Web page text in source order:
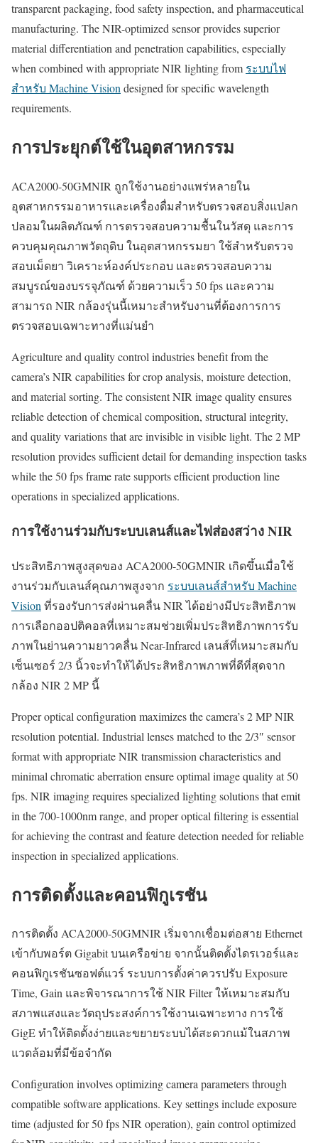
transparent packaging, food safety inspection, and pharmaceutical
manufacturing. The NIR-optimized sensor provides superior
material differentiation and penetration capabilities, especially
when combined with appropriate NIR lighting from ระบบไฟ
สำหรับ Machine Visiondesigned for specific wavelength
requirements.
การประยุกต์ใช้ในอุตสาหกรรม
ACA2000-50GMNIR ถูกใช้งานอย่างแพร่หลายใน
อุตสาหกรรมอาหารและเครื่องดื่มสำหรับตรวจสอบสิ่งแปลก
ปลอมในผลิตภัณฑ์ การตรวจสอบความชื้นในวัสดุ และการ
ควบคุมคุณภาพวัตถุดิบ ในอุตสาหกรรมยา ใช้สำหรับตรวจ
สอบเม็ดยา วิเคราะห์องค์ประกอบ และตรวจสอบความ
สมบูรณ์ของบรรจุภัณฑ์ ด้วยความเร็ว 50 fps และความ
สามารถ NIR กล้องรุ่นนี้เหมาะสำหรับงานที่ต้องการการ
ตรวจสอบเฉพาะทางที่แม่นยำ
Agriculture and quality control industries benefit from the
camera’s NIR capabilities for crop analysis, moisture detection,
and material sorting. The consistent NIR image quality ensures
reliable detection of chemical composition, structural integrity,
and quality variations that are invisible in visible light. The 2 MP
resolution provides sufficient detail for demanding inspection tasks
while the 50 fps frame rate supports efficient production line
operations in specialized applications.
การใช้งานร่วมกับระบบเลนส์และไฟส่องสว่าง NIR
ประสิทธิภาพสูงสุดของ ACA2000-50GMNIR เกิดขึ้นเมื่อใช้
งานร่วมกับเลนส์คุณภาพสูงจาก ระบบเลนส์สำหรับ Machine
Vision ที่รองรับการส่งผ่านคลื่น NIR ได้อย่างมีประสิทธิภาพ
การเลือกออปติคอลที่เหมาะสมช่วยเพิ่มประสิทธิภาพการรับ
ภาพในย่านความยาวคลื่น Near-Infrared เลนส์ที่เหมาะสมกับ
เซ็นเซอร์ 2/3 นิ้วจะทำให้ได้ประสิทธิภาพภาพที่ดีที่สุดจาก
กล้อง NIR 2 MP นี้
Proper optical configuration maximizes the camera’s 2 MP NIR
resolution potential. Industrial lenses matched to the 2/3″ sensor
format with appropriate NIR transmission characteristics and
minimal chromatic aberration ensure optimal image quality at 50
fps. NIR imaging requires specialized lighting solutions that emit
in the 700-1000nm range, and proper optical filtering is essential
for achieving the contrast and feature detection needed for reliable
inspection in specialized applications.
การติดตั้งและคอนฟิกูเรชัน
การติดตั้ง ACA2000-50GMNIR เริ่มจากเชื่อมต่อสาย Ethernet
เข้ากับพอร์ต Gigabit บนเครือข่าย จากนั้นติดตั้งไดรเวอร์และ
คอนฟิกูเรชันซอฟต์แวร์ ระบบการตั้งค่าควรปรับ Exposure
Time, Gain และพิจารณาการใช้ NIR Filter ให้เหมาะสมกับ
สภาพแสงและวัตถุประสงค์การใช้งานเฉพาะทาง การใช้
GigE ทำให้ติดตั้งง่ายและขยายระบบได้สะดวกแม้ในสภาพ
แวดล้อมที่มีข้อจำกัด
Configuration involves optimizing camera parameters through
compatible software applications. Key settings include exposure
time (adjusted for 50 fps NIR operation), gain control optimized